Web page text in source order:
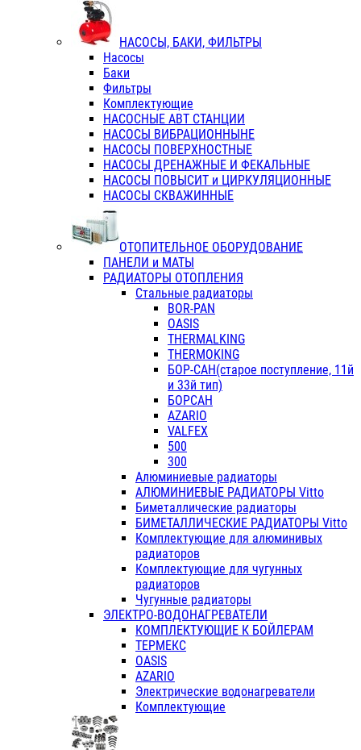
НАСОСЫ, БАКИ, ФИЛЬТРЫ
Насосы
Баки
Фильтры
Комплектующие
НАСОСНЫЕ АВТ СТАНЦИИ
НАСОСЫ ВИБРАЦИОННЫНЕ
НАСОСЫ ПОВЕРХНОСТНЫЕ
НАСОСЫ ДРЕНАЖНЫЕ И ФЕКАЛЬНЫЕ
НАСОСЫ ПОВЫСИТ и ЦИРКУЛЯЦИОННЫЕ
НАСОСЫ СКВАЖИННЫЕ
ОТОПИТЕЛЬНОЕ ОБОРУДОВАНИЕ
ПАНЕЛИ и МАТЫ
РАДИАТОРЫ ОТОПЛЕНИЯ
Стальные радиаторы
BOR-PAN
OASIS
THERMALKING
THERMOKING
БОР-САН(старое поступление, 11й
и 33й тип)
БОРСАН
AZARIO
VALFEX
500
300
Алюминиевые радиаторы
АЛЮМИНИЕВЫЕ РАДИАТОРЫ Vitto
Биметаллические радиаторы
БИМЕТАЛЛИЧЕСКИЕ РАДИАТОРЫ Vitto
Комплектующие для алюминивых
радиаторов
Комплектующие для чугунных
радиаторов
Чугунные радиаторы
ЭЛЕКТРО-ВОДОНАГРЕВАТЕЛИ
КОМПЛЕКТУЮЩИЕ К БОЙЛЕРАМ
ТЕРМЕКС
OASIS
AZARIO
Электрические водонагреватели
Комплектующие